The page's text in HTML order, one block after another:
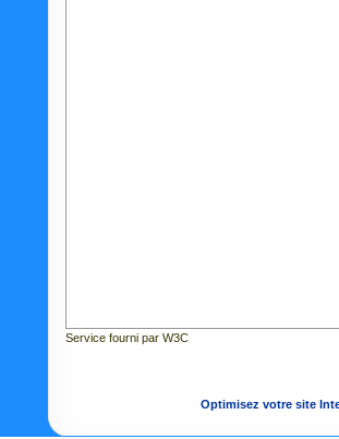
Service fourni par W3C
Optimisez votre site